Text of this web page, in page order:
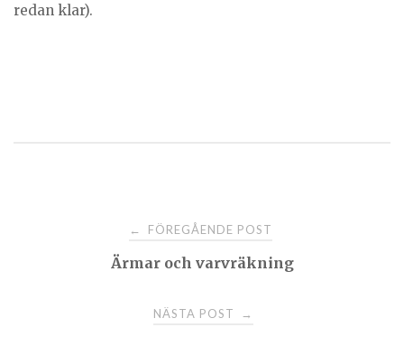
redan klar).
navigation
← FÖREGÅENDE POST
Ärmar och varvräkning
NÄSTA POST →